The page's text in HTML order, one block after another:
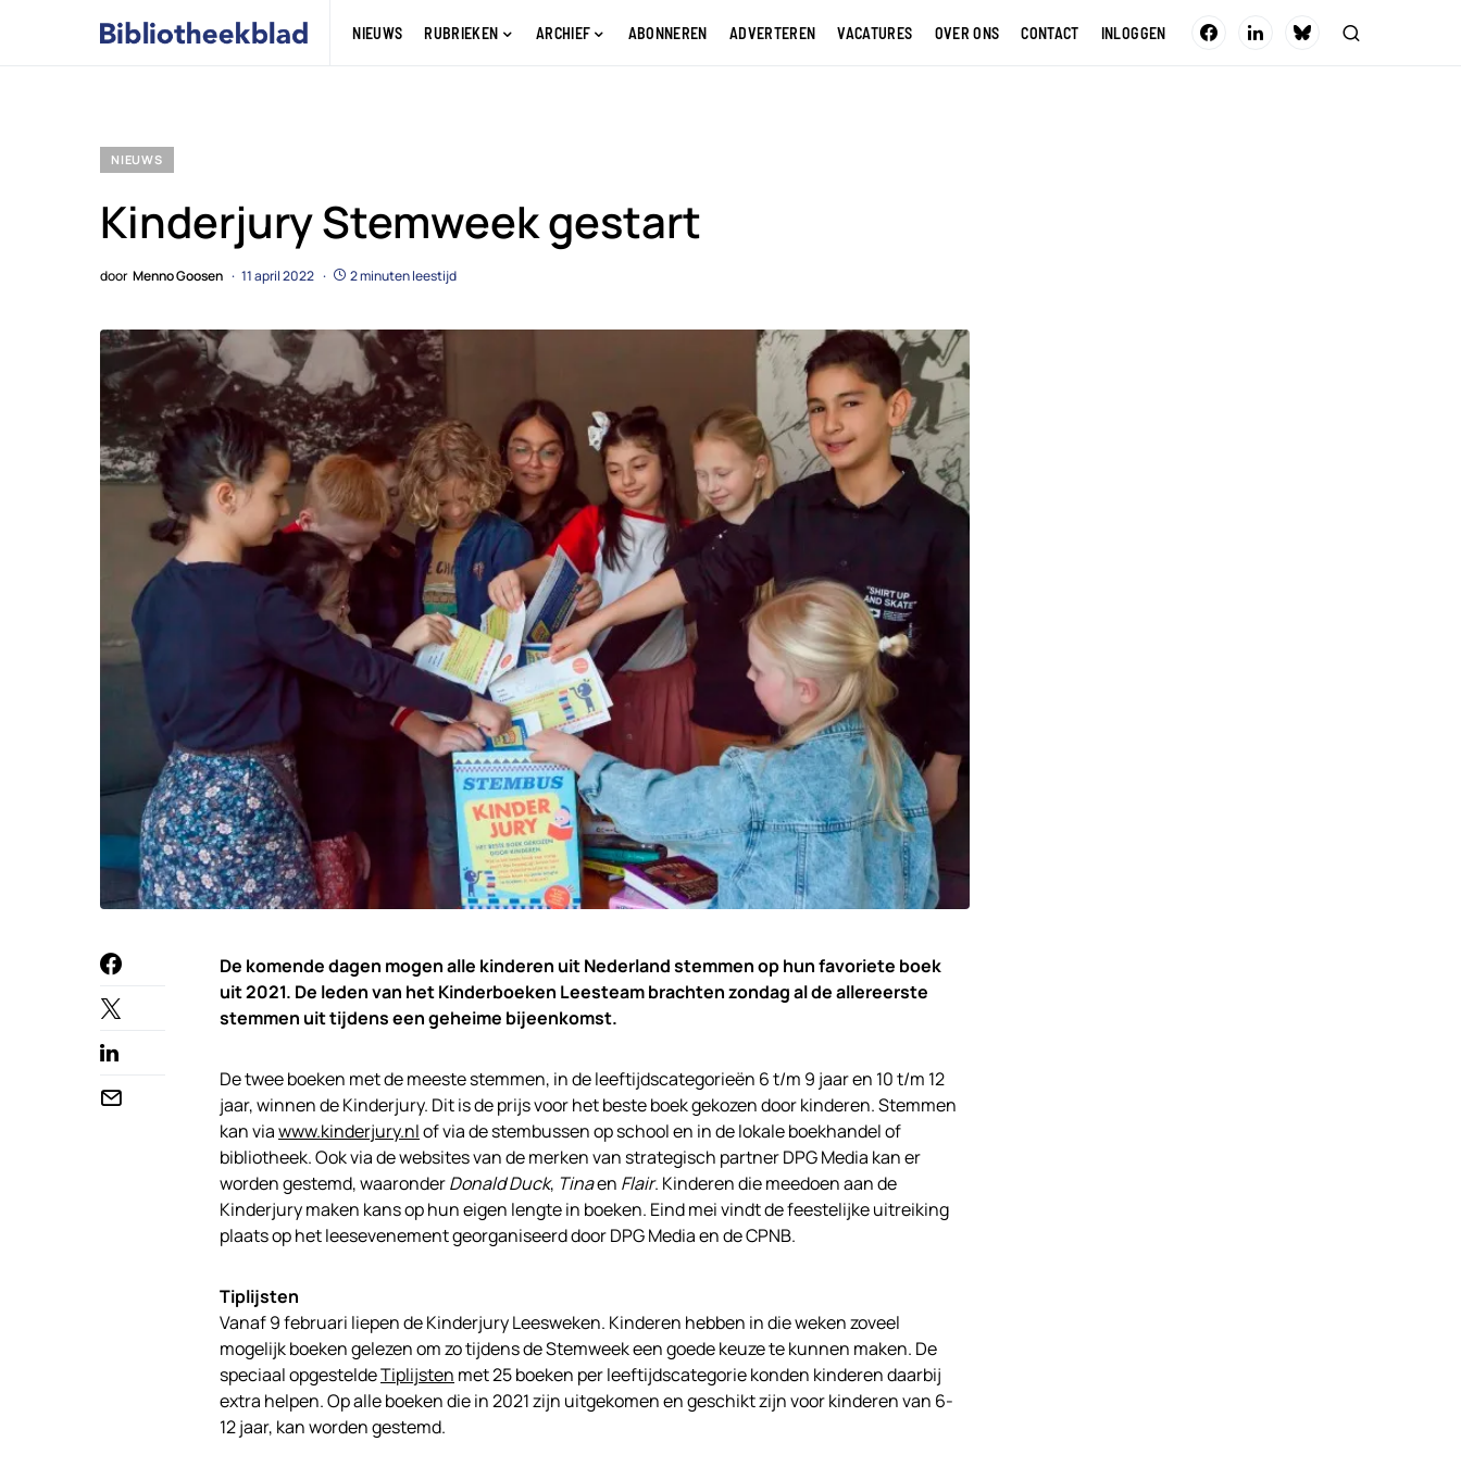
NIEUWS RUBRIEKEN ARCHIEF ABONNEREN ADVERTEREN VACATURES OVER ONS CONTACT INLOGGEN
NIEUWS
Kinderjury Stemweek gestart
door Menno Goosen 11 april 2022 2 minuten leestijd
De komende dagen mogen alle kinderen uit Nederland stemmen op hun favoriete boek
uit 2021. De leden van het Kinderboeken Leesteam brachten zondag al de allereerste
stemmen uit tijdens een geheime bijeenkomst.
De twee boeken met de meeste stemmen, in de leeftijdscategorieën 6 t/m 9 jaar en 10 t/m 12
jaar, winnen de Kinderjury. Dit is de prijs voor het beste boek gekozen door kinderen. Stemmen
kan viawww.kinderjury.nlof via de stembussen op school en in de lokale boekhandel of
bibliotheek.Ook via de websites van de merken van strategisch partner DPG Media kan er
worden gestemd, waaronderDonald Duck, Tinaen Flair. Kinderen die meedoen aan de
Kinderjury maken kans op hun eigen lengte in boeken. Eind mei vindt de feestelijke uitreiking
plaats op het leesevenement georganiseerd door DPG Media en de CPNB.
Tiplijsten
Vanaf 9 februari liepen de Kinderjury Leesweken. Kinderen hebben in die weken zoveel
mogelijk boeken gelezen om zo tijdens de Stemweek een goede keuze te kunnen maken. De
speciaal opgesteldeTiplijsten met 25 boeken per leeftijdscategorie konden kinderen daarbij
extra helpen. Op alle boeken die in 2021 zijn uitgekomen en geschikt zijn voor kinderen van 6-
12 jaar, kan worden gestemd.